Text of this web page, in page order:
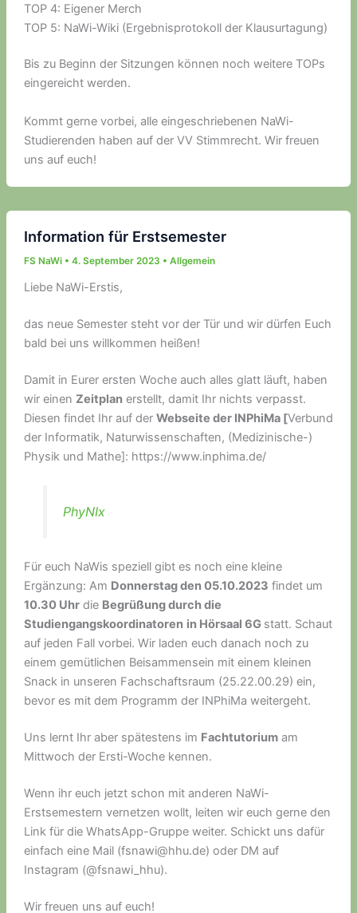
TOP 4: Eigener Merch
TOP 5: NaWi-Wiki (Ergebnisprotokoll der Klausurtagung)
Bis zu Beginn der Sitzungen können noch weitere TOPs
eingereicht werden.
Kommt gerne vorbei, alle eingeschriebenen NaWi-
Studierenden haben auf der VV Stimmrecht. Wir freuen
uns auf euch!
Information für Erstsemester
FS NaWi • 4. September 2023 • Allgemein
Liebe NaWi-Erstis,
das neue Semester steht vor der Tür und wir dürfen Euch
bald bei uns willkommen heißen!
Damit in Eurer ersten Woche auch alles glatt läuft, haben
wir einen Zeitplanerstellt, damit Ihr nichts verpasst.
Diesen findet Ihr auf der Webseite der INPhiMa [Verbund
der Informatik, Naturwissenschaften, (Medizinische-)
Physik und Mathe]: https://www.inphima.de/
PhyNIx
Für euch NaWis speziell gibt es noch eine kleine
Ergänzung: Am Donnerstag den 05.10.2023 findet um
10.30 Uhrdie Begrüßung durch die
Studiengangskoordinatoren in Hörsaal 6G statt. Schaut
auf jeden Fall vorbei. Wir laden euch danach noch zu
einem gemütlichen Beisammensein mit einem kleinen
Snack in unseren Fachschaftsraum (25.22.00.29) ein,
bevor es mit dem Programm der INPhiMa weitergeht.
Uns lernt Ihr aber spätestens im Fachtutoriumam
Mittwoch der Ersti-Woche kennen.
Wenn ihr euch jetzt schon mit anderen NaWi-
Erstsemestern vernetzen wollt, leiten wir euch gerne den
Link für die WhatsApp-Gruppe weiter. Schickt uns dafür
einfach eine Mail (fsnawi@hhu.de) oder DM auf
Instagram (@fsnawi_hhu).
Wir freuen uns auf euch!